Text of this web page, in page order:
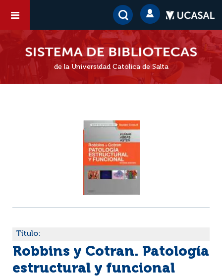
de la Universidad Católica de Salta
Título:
Robbins y Cotran. Patología
estructural y funcional